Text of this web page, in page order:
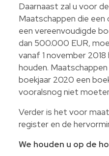
Daarnaast zal u voor
Maatschappen die
een vereenvoudigde
dan 500.000 EUR,
vanaf 1 november
houden.
boekjaar 2020 een
vooralsnog niet
Verder is het voor
register en de
We houden u op de